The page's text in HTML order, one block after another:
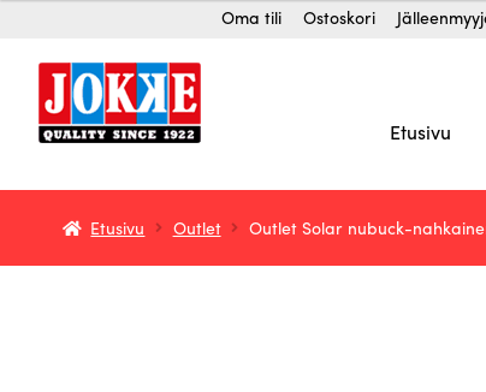
Oma tili Ostoskori
Etusivu
Etusivu Outlet Outlet Solar nubuck-